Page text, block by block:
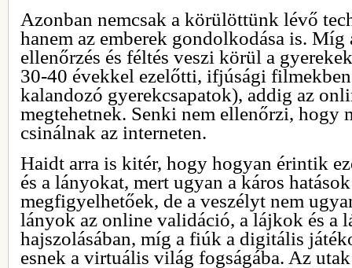
Azonban nemcsak a körülöttünk lévő
hanem az emberek gondolkodása is.
ellenőrzés és féltés veszi körül a
30-40 évekkel ezelőtti, ifjúsági
kalandozó gyerekcsapatok), addig az
megtehetnek. Senki nem ellenőrzi, hogy
csinálnak az interneten.
Haidt arra is kitér, hogy hogyan érintik
és a lányokat, mert ugyan a káros
megfigyelhetőek, de a veszélyt nem
lányok az online validáció, a lájkok és a
hajszolásában, míg a fiúk a digitális
esnek a virtuális világ fogságába. Az